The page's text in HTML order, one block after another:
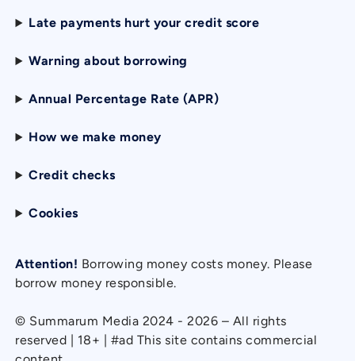
Late payments hurt your credit score
Warning about borrowing
Annual Percentage Rate (APR)
How we make money
Credit checks
Cookies
Attention! Borrowing money costs money. Please
borrow money responsible.
© Summarum Media 2024 - 2026 – All rights
reserved | 18+ | #ad This site contains commercial